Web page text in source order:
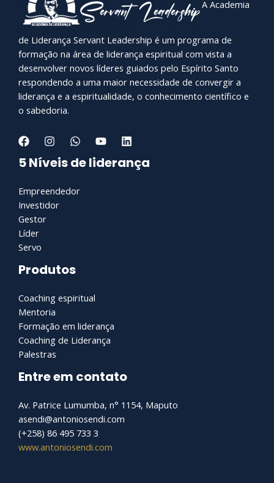
A Academia
de Liderança Servant Leadership é um programa de
formação na área de liderança espiritual com vista a
desenvolver novos líderes guiados pelo Espírito Santo
respondendo a uma maior necessidade de convergir a
liderança e a espiritualidade, o conhecimento científico e
o sabedoria.
5 Níveis de liderança
Empreendedor
Investidor
Gestor
Líder
Servo
Produtos
Coaching espiritual
Mentoria
Formação em liderança
Coaching de Liderança
Palestras
Entre em contato
Av. Patrice Lumumba, n° 1154, Maputo
asendi@antoniosendi.com​
(+258) 86 495 733 3
www.antoniosendi.com